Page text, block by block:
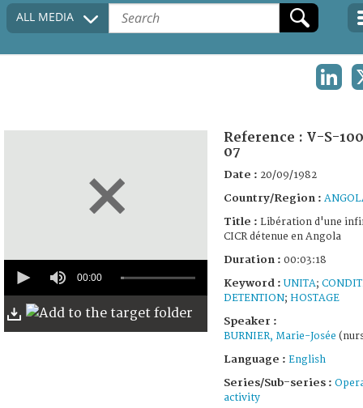
COLLECTIONS DESCRIPTION
ALL MEDIA
seconds
minutes,
18
00:00
Reference : V-S-
07
Date : 20/09/1982
Country/Region :
Title : Libération d'une
CICR détenue en Angola
Duration : 00:03:18
Keyword : UNITA;
DETENTION; HOSTAGE
Speaker :
BURNIER, Marie-Josée
Language : English
Series/Sub-series :
activity